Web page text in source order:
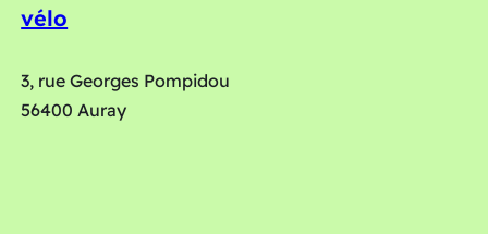
vélo
3, rue Georges Pompidou
56400 Auray